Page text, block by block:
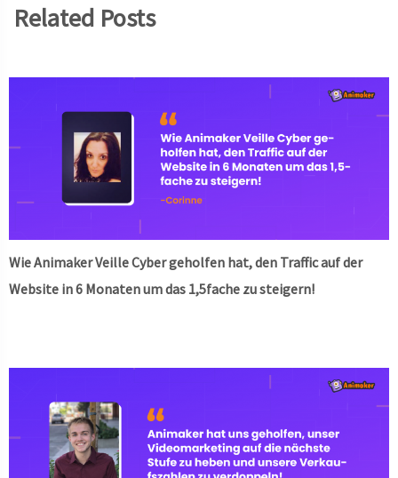
Related Posts
Wie Animaker Veille Cyber geholfen hat, den Traffic auf der
Website in 6 Monaten um das 1,5fache zu steigern!